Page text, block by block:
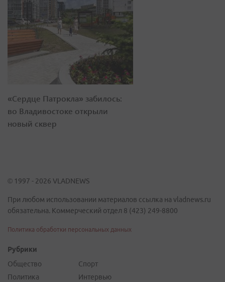
«Сердце Патрокла» забилось:
во Владивостоке открыли
новый сквер
© 1997 - 2026 VLADNEWS
При любом использовании материалов ссылка на vladnews.ru
обязательна. Коммерческий отдел 8 (423) 249-8800
Политика обработки персональных данных
Рубрики
Общество
Политика
Спорт
Интервью